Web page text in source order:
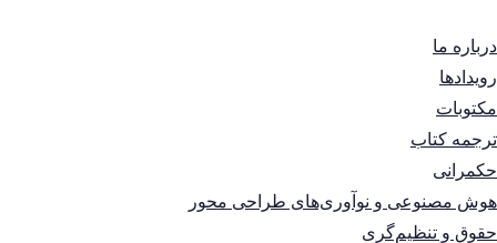
درباره ما
رویدادها
مکتوبات
ترجمه کتاب
حکمرانی
هوش مصنوعی و نوآوری‌های طراحی محور
حقوق و تنظیم‌گری